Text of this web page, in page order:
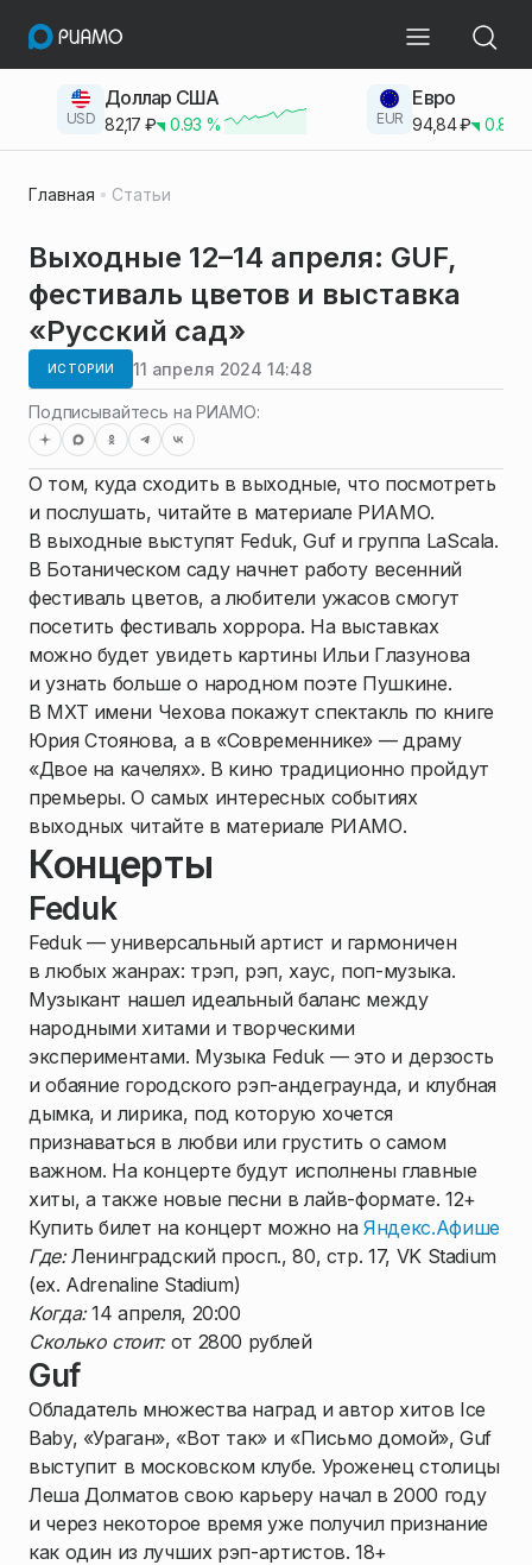
USD
Доллар США
82,17 ₽ 0.93 % EUR
Евро
94,84₽ 0.83
Главная Статьи
Выходные 12–14 апреля: GUF,
фестиваль цветов и выставка
«Русский сад»
ИСТОРИИ 11 апреля 2024 14:48
Подписывайтесь на РИАМО:
О том, куда сходить в выходные, что посмотреть
и послушать, читайте в материале РИАМО.
В выходные выступят Feduk, Guf и группа LaScala.
В Ботаническом саду начнет работу весенний
фестиваль цветов, а любители ужасов смогут
посетить фестиваль хоррора. На выставках
можно будет увидеть картины Ильи Глазунова
и узнать больше о народном поэте Пушкине.
В МХТ имени Чехова покажут спектакль по книге
Юрия Стоянова, а в «Современнике» — драму
«Двое на качелях». В кино традиционно пройдут
премьеры. О самых интересных событиях
выходных читайте в материале РИАМО.
Концерты
Feduk
Feduk — универсальный артист и гармоничен
в любых жанрах: трэп, рэп, хаус, поп-музыка.
Музыкант нашел идеальный баланс между
народными хитами и творческими
экспериментами. Музыка Feduk — это и дерзость
и обаяние городского рэп-андеграунда, и клубная
дымка, и лирика, под которую хочется
признаваться в любви или грустить о самом
важном. На концерте будут исполнены главные
хиты, а также новые песни в лайв-формате. 12+
Купить билет на концерт можно наЯндекс.Афише
Где:Ленинградский просп., 80, стр. 17, VK Stadium
(ex. Adrenalinе Stadium)
Когда:14 апреля, 20:00
Сколько стоит:от 2800 рублей
Guf
Обладатель множества наград и автор хитов Ice
Baby, «Ураган», «Вот так» и «Письмо домой», Guf
выступит в московском клубе. Уроженец столицы
Леша Долматов свою карьеру начал в 2000 году
и через некоторое время уже получил признание
как один из лучших рэп-артистов. 18+